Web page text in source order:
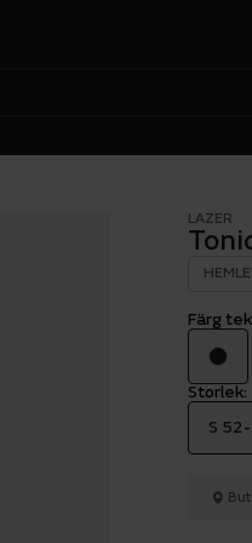
LAZER
Färg
Storlek:
S